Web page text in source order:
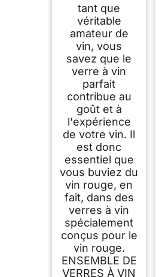
tant que
véritable
amateur de
vin, vous
savez que le
verre à vin
parfait
contribue au
goût et à
l'expérience
de votre vin. Il
est donc
essentiel que
vous buviez du
vin rouge, en
fait, dans des
verres à vin
spécialement
conçus pour le
vin rouge.
ENSEMBLE DE
VERRES À VIN